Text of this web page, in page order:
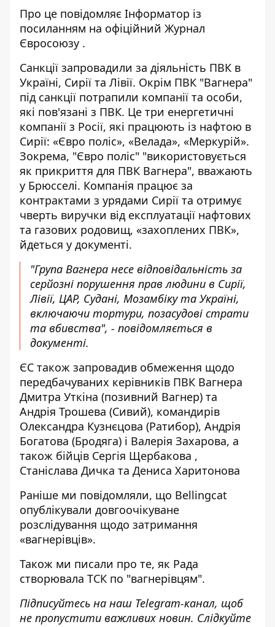
Про це повідомляє Інформатор із
посиланням на офіційний Журнал
Євросоюзу .
Санкції запровадили за діяльність ПВК в
Україні, Сирії та Лівії. Окрім ПВК "Вагнера" ​​
під санкції потрапили компанії та особи,
які пов'язані з ПВК. Це три енергетичні
компанії з Росії, які працюють із нафтою в
Сирії: «Євро поліс», «Велада», «Меркурій».
Зокрема, "Євро поліс" "використовується
як прикриття для ПВК Вагнера", вважають
у Брюсселі. Компанія працює за
контрактами з урядами Сирії та отримує
чверть виручки від експлуатації нафтових
та газових родовищ, «захоплених ПВК»,
йдеться у документі.
"Група Вагнера несе відповідальність за
серйозні порушення прав людини в Сирії,
Лівії, ЦАР, Судані, Мозамбіку та Україні,
включаючи тортури, позасудові страти
та вбивства", - повідомляється в
документі.
ЄС також запровадив обмеження щодо
передбачуваних керівників ПВК Вагнера
Дмитра Уткіна (позивний Вагнер) та
Андрія Трошева (Сивий), командирів
Олександра Кузнєцова (Ратибор), Андрія
Богатова (Бродяга) і Валерія Захарова, а
також бійців Сергія Щербакова ,
Станіслава Дичка та Дениса Харитонова
Раніше ми повідомляли, що Bellingcat
опублікували довгоочікуване
розслідування щодо затримання
«вагнерівців».
Також ми писали про те, як Рада
створювала ТСК по "вагнерівцям".
Підписуйтесь на наш Telegram-канал, щоб
не пропустити важливих новин. Слідкуйте